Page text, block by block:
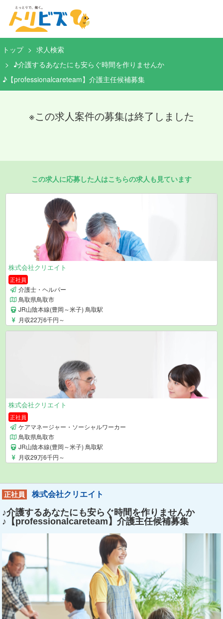
トップ
求人検索
♪介護するあなたにも安らぐ時間を作りませんか
♪【professionalcareteam】介護主任候補募集
※この求人案件の募集は終了しました
この求人に応募した人はこちらの求人も見ています
株式会社クリエイト
正社員
介護士・ヘルパー
鳥取県鳥取市
JR山陰本線(豊岡～米子) 鳥取駅
月収22万6千円～
株式会社クリエイト
正社員
ケアマネージャー・ソーシャルワーカー
鳥取県鳥取市
JR山陰本線(豊岡～米子) 鳥取駅
月収29万6千円～
正社員 株式会社クリエイト
♪介護するあなたにも安らぐ時間を作りませんか
♪【professionalcareteam】介護主任候補募集